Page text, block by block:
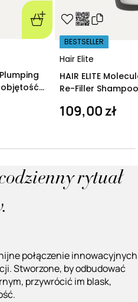
objętość
Hair Elite
BESTSELLER
HAIR ELITE
Re-Filler
109,00 zł
rytuał
połączenie innowacyjnych
Stworzone, by odbudować
przywrócić im blask,